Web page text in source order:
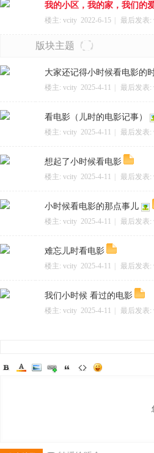
我的小区，我的家，我们的
楼主: vcity 2022-6-15 最后发表:
版块主题
大家还记得小时候看电影的
楼主: vcity 2025-4-11 最后发表:
看电影（儿时的电影记事）
楼主: vcity 2025-4-11 最后发表:
想起了小时候看电影
楼主: vcity 2025-4-11 最后发表:
小时候看电影的那点事儿
楼主: vcity 2025-4-11 最后发表:
难忘儿时看电影
楼主: vcity 2025-4-11 最后发表:
我们小时候 看过的电影
楼主: vcity 2025-4-11 最后发表: